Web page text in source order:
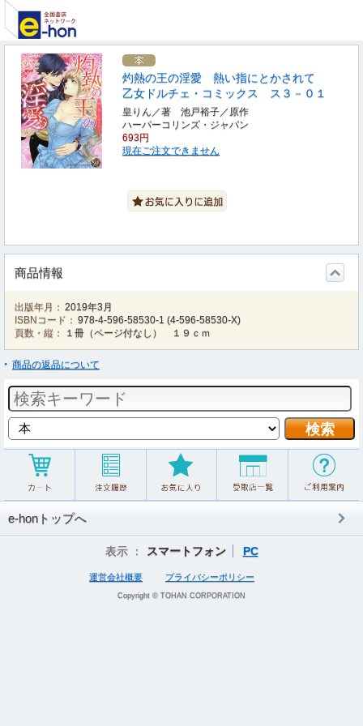
灼熱の王の淫愛 熱い指にとかされて
乙女ドルチェ・コミックス ス３－０１
皇りん／著 池戸裕子／原作
ハーパーコリンズ・ジャパン
693円
現在ご注文できません
商品情報
出版年月： 2019年3月
ISBNコード： 978-4-596-58530-1 (4-596-58530-X)
頁数・縦：
１冊（ページ付なし） １９ｃｍ
商品の返品について
e-honトップへ
表示 ： スマートフォン PC
運営会社概要 プライバシーポリシー
Copyright © TOHAN CORPORATION